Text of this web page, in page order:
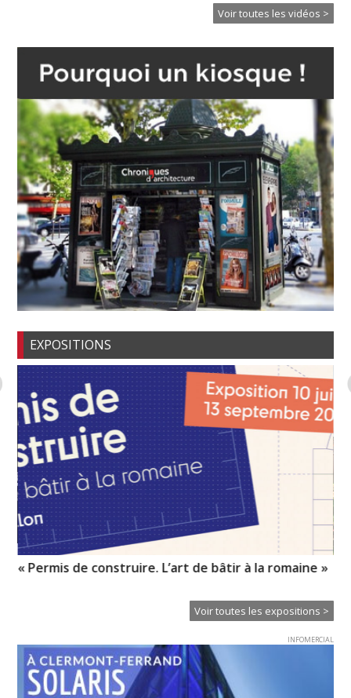
Voir toutes les vidéos >
EXPOSITIONS
« Permis de construire. L’art de bâtir à la romaine »
Voir toutes les expositions >
INFOMERCIAL